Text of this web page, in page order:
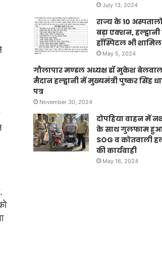
July 13, 2024
राज्य के 10
बड़ा एक्शन,
हॉस्पिटल भी शामिल
May 5, 2024
गौलापार मण्डल अध्यक्ष डॉ मुकेश
मैदान हल्द्वानी में मुख्यमंत्री पुष्कर सिंह
पत्र
November 30, 2024
दोपहिया वाहन में
के साथ गुलफाम हुआ
SOG व कोतवाली
की कार्यवाही
May 16, 2024